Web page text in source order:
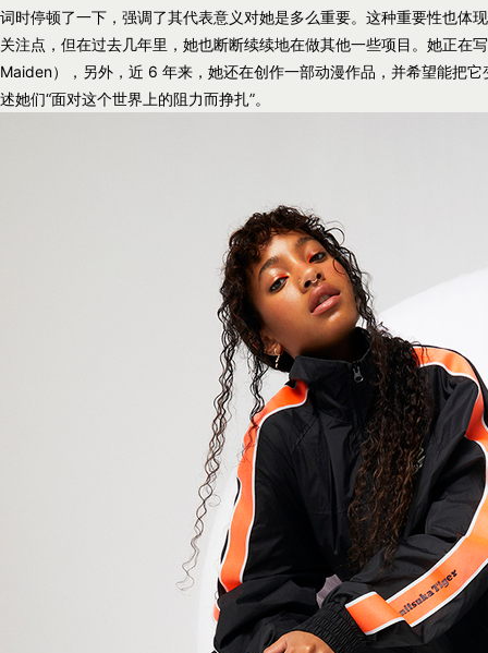
词时停顿了一下，强调了其代表意义对她是多么重要。这种重要性也体
关注点，但在过去几年里，她也断断续续地在做其他一些项目。她正在
Maiden），另外，近 6 年来，她还在创作一部动漫作品，并希望能把
述她们“面对这个世界上的阻力而挣扎”。